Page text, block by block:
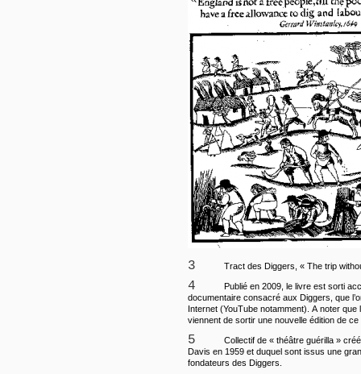
3 Tract des Diggers, « The trip
4
Publié en 2009, le livre est sorti
documentaire consacré aux Diggers, que
Internet (YouTube notamment). A noter que
viennent de sortir une nouvelle édition de
5
Collectif de « théâtre guérilla »
Davis en 1959 et duquel sont issus une
fondateurs des Diggers.